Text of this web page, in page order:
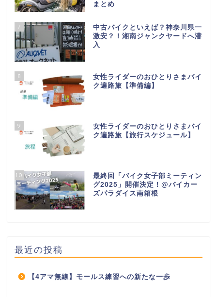
まとめ
7
中古バイクといえば？神奈川県一
激安？！湘南ジャンクヤードへ潜
入
8
女性ライダーのおひとりさまバイ
ク遍路旅【準備編】
9
女性ライダーのおひとりさまバイ
ク遍路旅【旅行スケジュール】
10
最終回「バイク女子部ミーティン
グ2025」開催決定！@バイカー
ズパラダイス南箱根
最近の投稿
【4アマ無線】モールス練習への新たな一歩